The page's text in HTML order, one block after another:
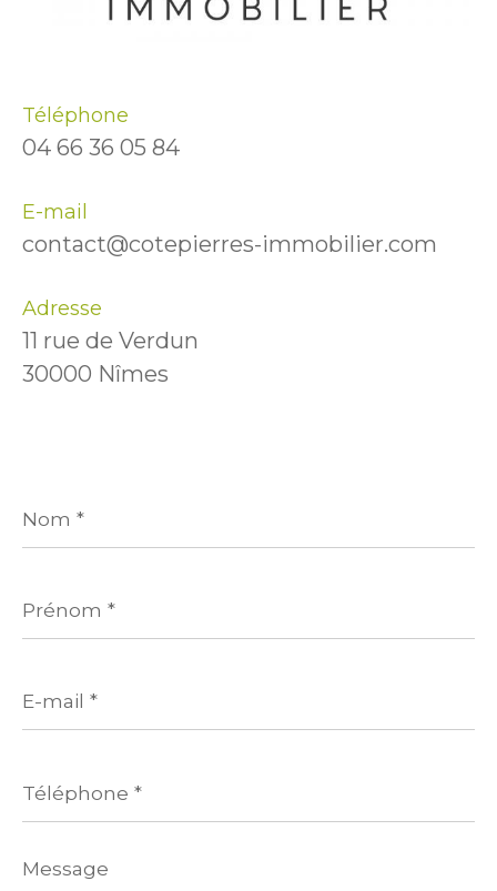
Téléphone
04 66 36 05 84
E-mail
contact@cotepierres-immobilier.com
Adresse
11 rue de Verdun
30000 Nîmes
*
*
mail
*
*
Message
*